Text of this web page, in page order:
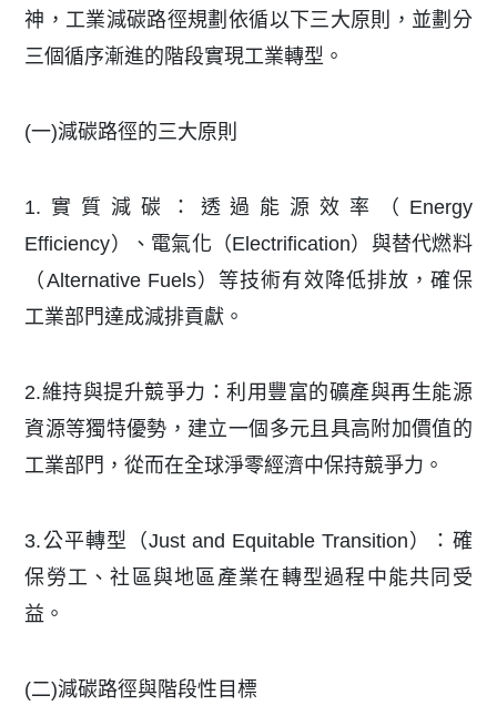
神，工業減碳路徑規劃依循以下三大原則， 並劃分
三個循序漸進的階段實現工業轉型。
(一)減碳路徑的三大原則
1.實質減碳：透過能源效率（Energy
Efficiency）、電氣化（Electrification）與替代燃料
（Alternative Fuels）等技術有效降低排放，確保
工業部門達成減排貢獻。
2.維持與提升競爭力：利用豐富的礦產與再生能源
資源等獨特優勢，建立一個多元且具高附加價值的
工業部門，從而在全球淨零經濟中保持競爭力。
3.公平轉型（Just and Equitable Transition）：確
保勞工、社區與地區產業在轉型過程中能共同受
益。
(二)減碳路徑與階段性目標